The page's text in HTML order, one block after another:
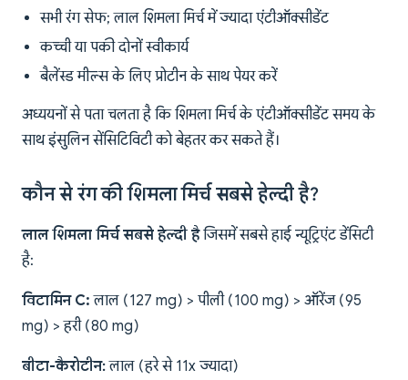
सभी रंग सेफ; लाल शिमला मिर्च में ज्यादा एंटीऑक्सीडेंट
कच्ची या पकी दोनों स्वीकार्य
बैलेंस्ड मील्स के लिए प्रोटीन के साथ पेयर करें
अध्ययनों से पता चलता है कि शिमला मिर्च के एंटीऑक्सीडेंट समय के
साथ इंसुलिन सेंसिटिविटी को बेहतर कर सकते हैं।
कौन से रंग की शिमला मिर्च सबसे हेल्दी है?
लाल शिमला मिर्च सबसे हेल्दी हैजिसमें सबसे हाई न्यूट्रिएंट डेंसिटी
है:
विटामिन C: लाल (127 mg) > पीली (100 mg) > ऑरेंज (95
mg) > हरी (80 mg)
बीटा-कैरोटीन:लाल (हरे से 11x ज्यादा)